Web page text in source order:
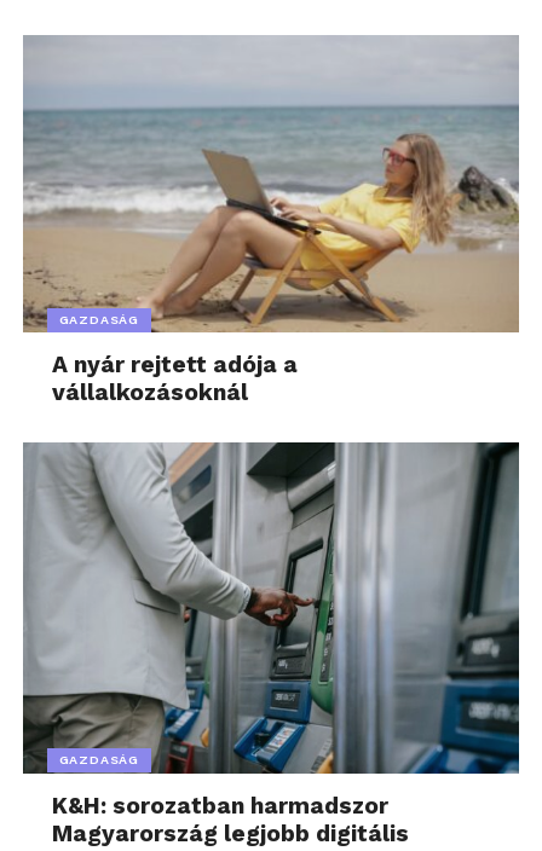
GAZDASÁG
A nyár rejtett adója a
vállalkozásoknál
GAZDASÁG
K&H: sorozatban harmadszor
Magyarország legjobb digitális